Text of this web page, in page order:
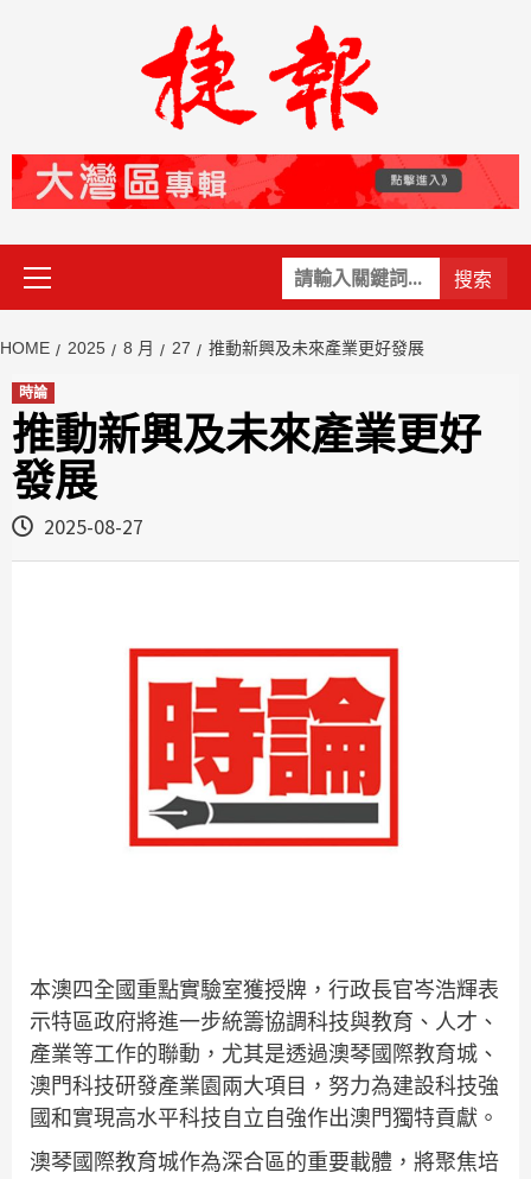
關
鍵
Primary
Menu
HOME 2025 8 月 27 推動新興及未來產業更好發展
時論
推動新興及未來產業更好
發展
2025-08-27
本澳四全國重點實驗室獲授牌，行政長官岑浩輝表
示特區政府將進一步統籌協調科技與教育、人才、
產業等工作的聯動，尤其是透過澳琴國際教育城、
澳門科技研發產業園兩大項目，努力為建設科技強
國和實現高水平科技自立自強作出澳門獨特貢獻。
澳琴國際教育城作為深合區的重要載體，將聚焦培